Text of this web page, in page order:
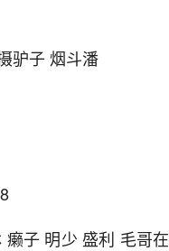
驴子 烟斗潘
子 明少 盛利 毛哥在